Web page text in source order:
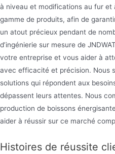
à niveau et modifications au fur et
gamme de produits, afin de
un atout précieux pendant de
d’ingénierie sur mesure de
votre entreprise et vous aider à
avec efficacité et précision. Nous
solutions qui répondent aux
dépassent leurs attentes. Nous
production de boissons
aider à réussir sur ce marché
Histoires de réussite